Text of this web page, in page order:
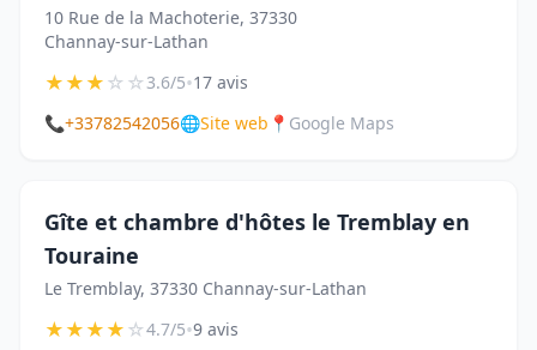
10 Rue de la Machoterie, 37330
Channay-sur-Lathan
★★★☆☆3.6/5•17 avis
📞+33782542056🌐Site web 📍 Google Maps
Gîte et chambre d'hôtes le Tremblay en
Touraine
Le Tremblay, 37330 Channay-sur-Lathan
★★★★☆4.7/5•9 avis